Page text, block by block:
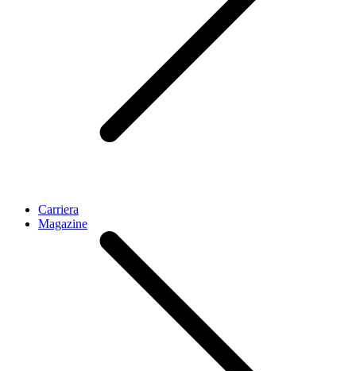
Carriera
Magazine